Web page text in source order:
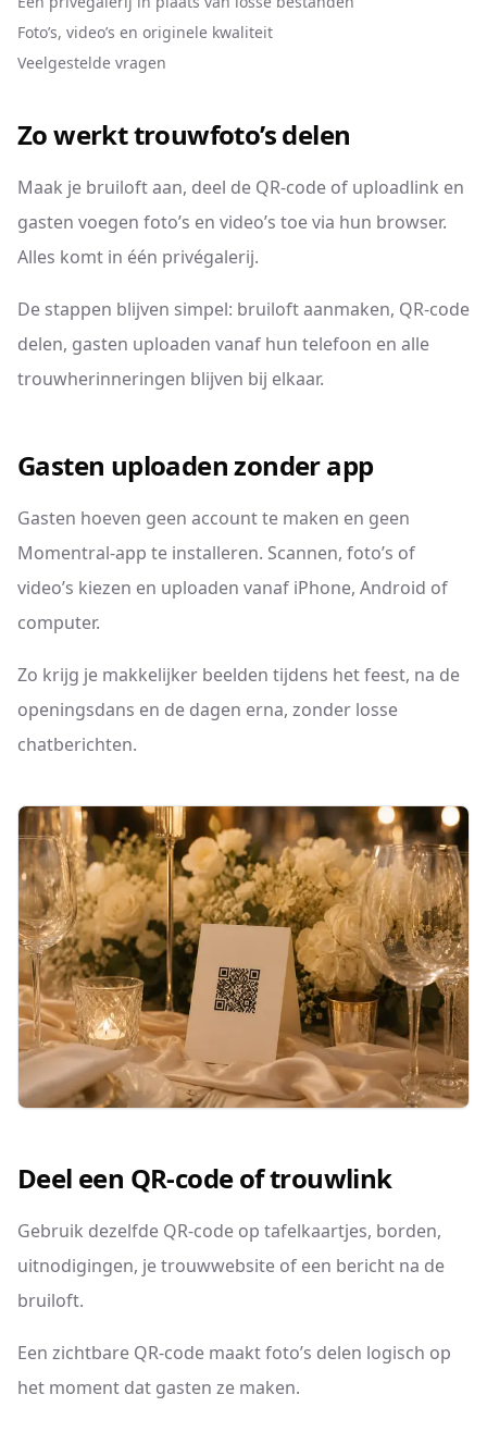
Foto’s, video’s en originele kwaliteit
Veelgestelde vragen
Zo werkt trouwfoto’s delen
Maak je bruiloft aan, deel de QR-code of uploadlink en
gasten voegen foto’s en video’s toe via hun browser.
Alles komt in één privégalerij.
De stappen blijven simpel: bruiloft aanmaken, QR-code
delen, gasten uploaden vanaf hun telefoon en alle
trouwherinneringen blijven bij elkaar.
Gasten uploaden zonder app
Gasten hoeven geen account te maken en geen
Momentral-app te installeren. Scannen, foto’s of
video’s kiezen en uploaden vanaf iPhone, Android of
computer.
Zo krijg je makkelijker beelden tijdens het feest, na de
openingsdans en de dagen erna, zonder losse
chatberichten.
Deel een QR-code of trouwlink
Gebruik dezelfde QR-code op tafelkaartjes, borden,
uitnodigingen, je trouwwebsite of een bericht na de
bruiloft.
Een zichtbare QR-code maakt foto’s delen logisch op
het moment dat gasten ze maken.